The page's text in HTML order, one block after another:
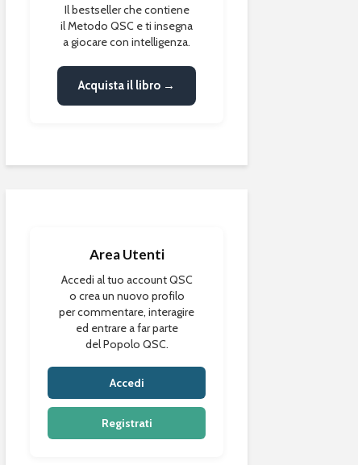
Il bestseller che contiene
il Metodo QSC e ti insegna
a giocare con intelligenza.
Acquista il libro →
Area Utenti
Accedi al tuo account QSC
o crea un nuovo profilo
per commentare, interagire
ed entrare a far parte
del Popolo QSC.
Accedi
Registrati